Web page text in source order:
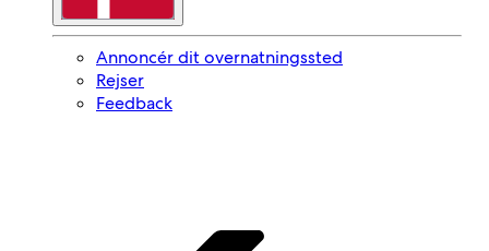
Annoncér dit overnatningssted
Rejser
Feedback